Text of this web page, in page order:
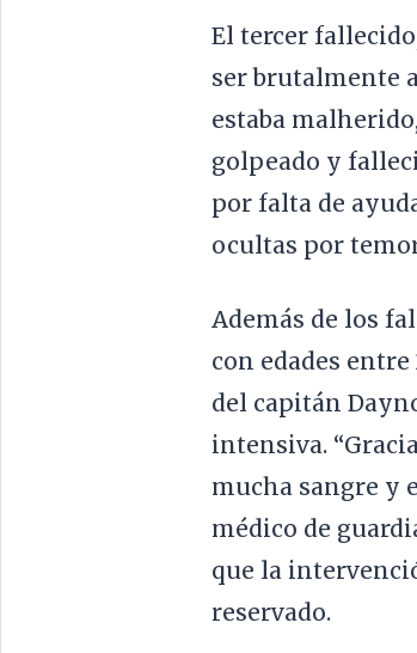
El tercer
ser brutalmente
estaba
golpeado y
por falta de
ocultas por
Además de los
con edades
del capitán
intensiva.
mucha sangre y
médico de
que la
reservado.